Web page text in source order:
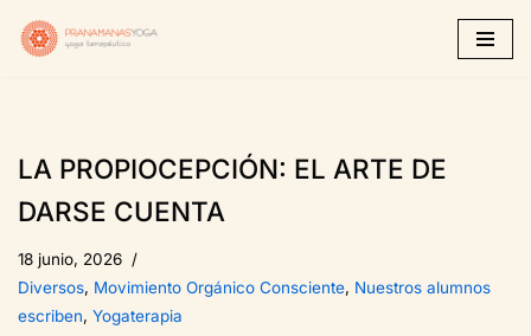
Saltar
LA PROPIOCEPCIÓN: EL ARTE DE
DARSE CUENTA
18 junio, 2026
Diversos, Movimiento Orgánico Consciente, Nuestros alumnos
escriben, Yogaterapia